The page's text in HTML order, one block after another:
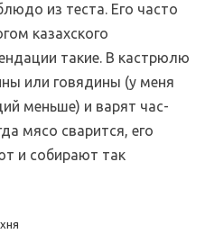
из теста. Его часто
казахского
такие. В кастрюлю
или говядины (у меня
меньше) и варят час-
мясо сварится, его
и собирают так